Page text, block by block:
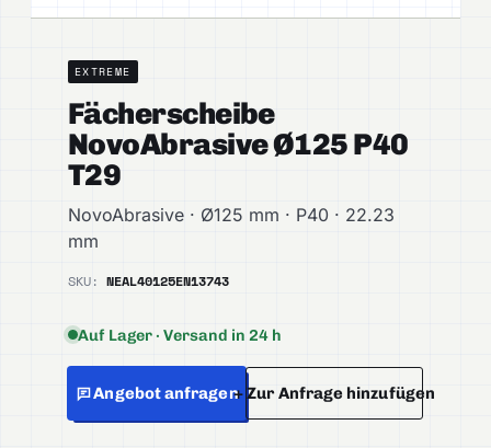
EXTREME
Fächerscheibe
NovoAbrasive Ø125 P40
T29
NovoAbrasive · Ø125 mm · P40 · 22.23
mm
SKU: NEAL40125EN13743
Auf Lager · Versand in 24 h
Angebot anfragen+ Zur Anfrage hinzufügen